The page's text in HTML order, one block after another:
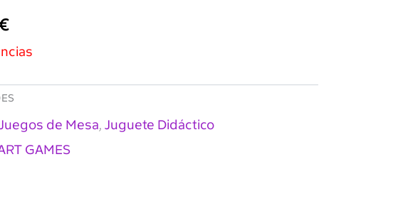
de Mesa, Juguete Didáctico
GAMES